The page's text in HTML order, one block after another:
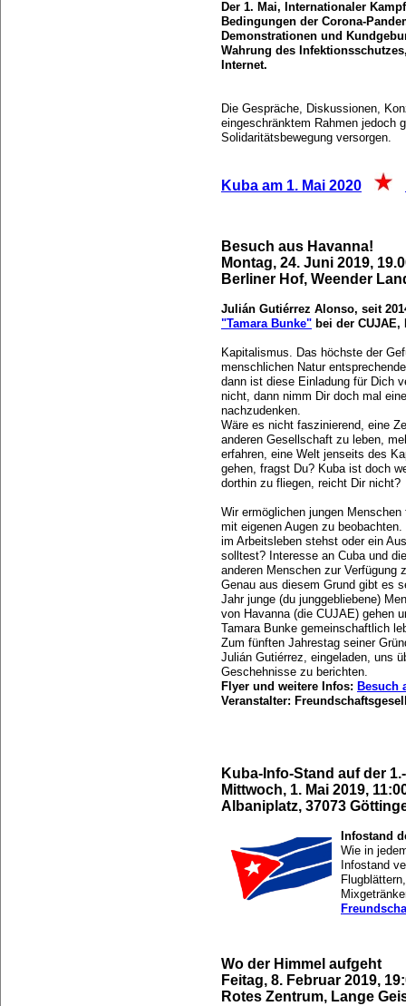
Der 1. Mai, Internationaler
Bedingungen der Corona-
Demonstrationen und
Wahrung des
Internet.
Die Gespräche, Diskussionen,
eingeschränktem Rahmen jedoch
Solidaritätsbewegung versorgen.
Kuba am 1. Mai 2020
Besuch aus Havanna!
Montag, 24. Juni 2019,
Berliner Hof, Weender
Julián Gutiérrez Alonso, seit
"Tamara Bunke" bei der CUJAE,
Kapitalismus. Das höchste der
menschlichen Natur
dann ist diese Einladung für Dich
nicht, dann nimm Dir doch mal
nachzudenken.
Wäre es nicht faszinierend, eine
anderen Gesellschaft zu leben,
erfahren, eine Welt jenseits des
gehen, fragst Du? Kuba ist doch
dorthin zu fliegen, reicht Dir nicht?
Wir ermöglichen jungen
mit eigenen Augen zu
im Arbeitsleben stehst oder ein
solltest? Interesse an Cuba und
anderen Menschen zur Verfügung
Genau aus diesem Grund gibt es
Jahr junge (du junggebliebene)
von Havanna (die CUJAE) gehen
Tamara Bunke gemeinschaftlich
Zum fünften Jahrestag seiner
Julián Gutiérrez, eingeladen, uns
Geschehnisse zu berichten.
Flyer und weitere Infos: Besuch
Veranstalter:
Kuba-Info-Stand auf der
Mittwoch, 1. Mai 2019,
Albaniplatz, 37073
Infostand
Wie in
Infostand
Wo der Himmel aufgeht
Feitag, 8. Februar 2019,
Rotes Zentrum, Lange